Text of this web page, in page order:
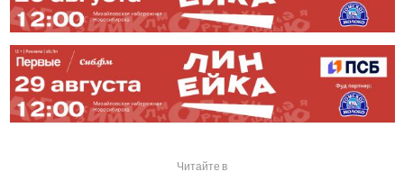
Читайте в